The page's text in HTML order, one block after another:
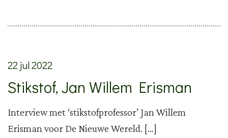
22 jul 2022
Stikstof, Jan Willem Erisman
Interview met ‘stikstofprofessor’ Jan Willem
Erisman voor De Nieuwe Wereld. […]